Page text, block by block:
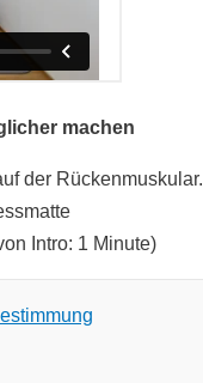
machen
der Rückenmuskular.
Intro: 1 Minute)